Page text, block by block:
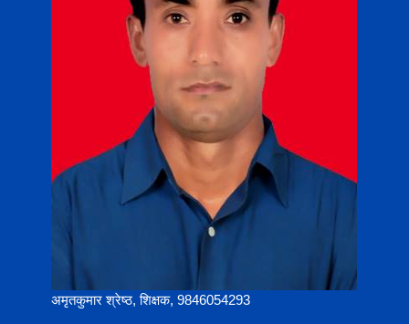
अमृतकुमार श्रेष्ठ, शिक्षक, 9846054293